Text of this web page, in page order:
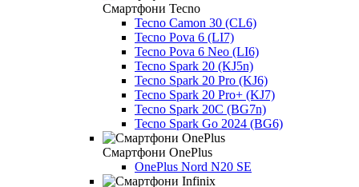
Смартфони Tecno
Tecno Camon 30 (CL6)
Tecno Pova 6 (LI7)
Tecno Pova 6 Neo (LI6)
Tecno Spark 20 (KJ5n)
Tecno Spark 20 Pro (KJ6)
Tecno Spark 20 Pro+ (KJ7)
Tecno Spark 20C (BG7n)
Tecno Spark Go 2024 (BG6)
Смартфони OnePlus
OnePlus Nord N20 SE